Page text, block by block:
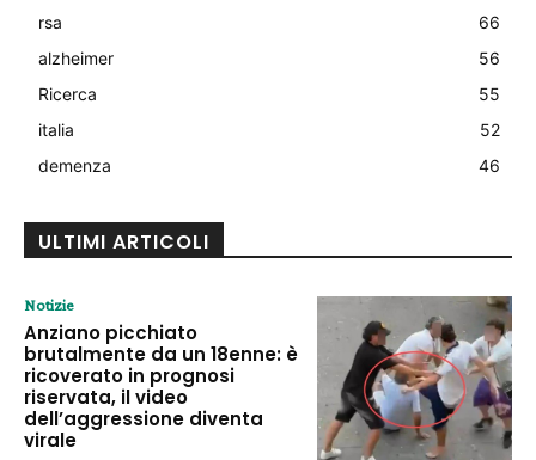
rsa
66
alzheimer
56
Ricerca
55
italia
52
demenza
46
ULTIMI ARTICOLI
Notizie
Anziano picchiato
brutalmente da un 18enne: è
ricoverato in prognosi
riservata, il video
dell’aggressione diventa
virale